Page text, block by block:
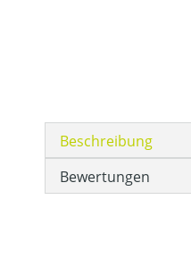
Beschreibung
Bewertungen